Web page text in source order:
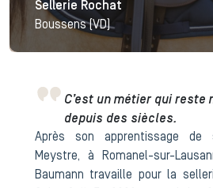
Sellerie Rochat
Boussens (VD)
C’est un métier qui reste
depuis des siècles.
Après son apprentissage de
Meystre, à Romanel-sur-
Baumann travaille pour la